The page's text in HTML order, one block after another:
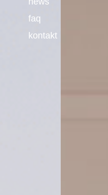
faq
kontakt